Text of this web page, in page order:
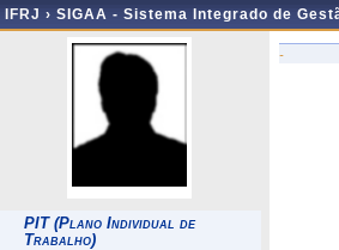
IFRJ › SIGAA - Sistema Integrado de
PIT (Plano Individual de
Trabalho)
-